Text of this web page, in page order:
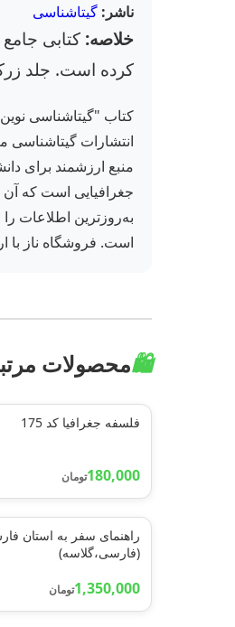
ناشر: گیتاشناسی
خلاصه: کتابی
کرده است. جلد
منبع ارزشمند برای
به‌روزترین اطلاعات
است. فروشگاه ناز با
🛍️محصولات
فلسفه جغرافیا کد 175
180,000تومان
راهنمای سفر به استان
(فارسی،گلاسه)
1,350,000تومان